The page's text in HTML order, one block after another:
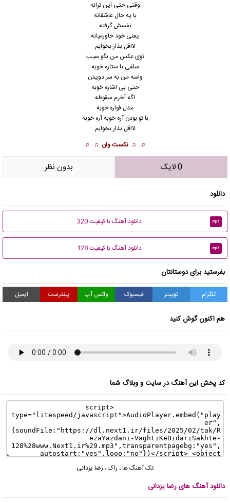
وﻗﺘﻰ ﺣﺘﻰ اﻳﻦ ﺗﺮاﻧﻪ
ﺑﺎ ﻳﻪ ﺣﺎل ﻋﺎﺷﻘﺎﻧﻪ
ﻧﻔﺴﺶ ﮔﺮﻓﺘﻪ
ﻳﻌﻨﻰ ﺧﻮد ﺧﺎورﻣﻴﺎﻧﻪ
ﻟﺎاﻗﻞ ﺑﺬار ﺑﺨﻮاﺑﻢ
ﺗﻮی ﻋﻜﺲ ﻣﻦ ﺑﮕﻮ ﺳﻴﺐ
ﺳﻠﻔﻰ ﺑﺎ ﺳﺘﺎره ﺧﻮﺑﻪ
واﺳﻪ ﻣﻦ ﺑﻪ ﺳﺮ دوﻳﺪن
ﺣﺘﻰ ﺑﻰ اﺷﺎره ﺧﻮﺑﻪ
اﮔﻪ آﺧﺮم ﺳﻘﻮﻃﻪ
ﻣﺪل ﻓﻮاره ﺧﻮﺑﻪ
ﺑﺎ ﺗﻮ ﺑﻮدن آره ﺧﻮﺑﻪ آره ﺧﻮﺑﻪ
ﻟﺎاﻗﻞ ﺑﺬار ﺑﺨﻮاﺑﻢ
♫ ♫ نکست وان ♫ ♫
0 لایک بدون نظر
دانلود
mp3 دانلود آهنگ با کیفیت 320
mp3 دانلود آهنگ با کیفیت 128
بفرستید برای دوستانتان
تلگرام توییتر فیسبوک واتس آپ پینترست ایمیل
هم اکنون گوش کنید
کد پخش این آهنگ در سایت و وبلاگ شما
تک آهنگ ها، راک، رضا یزدانی
دانلود آهنگ های رضا یزدانی